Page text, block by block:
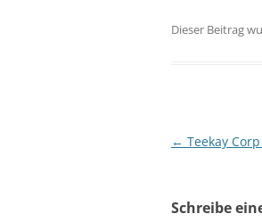
Dieser Beitrag
← Teekay
Schreibe